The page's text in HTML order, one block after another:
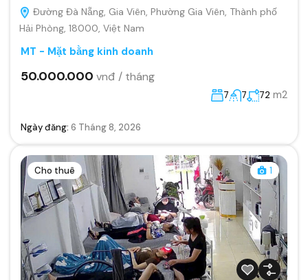
Đường Đà Nẵng, Gia Viên, Phường Gia Viên, Thành phố
Hải Phòng, 18000, Việt Nam
MT - Mặt bằng kinh doanh
50.000.000 vnđ / tháng
7 7 72 m2
Ngày đăng: 6 Tháng 8, 2026
Cho thuê 1